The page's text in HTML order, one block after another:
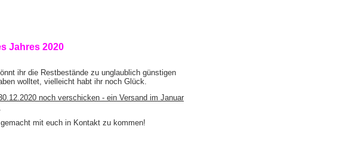
Jahres 2020
ihr die Restbestände zu unglaublich günstigen
wolltet, vielleicht habt ihr noch Glück.
noch verschicken - ein Versand im Januar
mit euch in Kontakt zu kommen!